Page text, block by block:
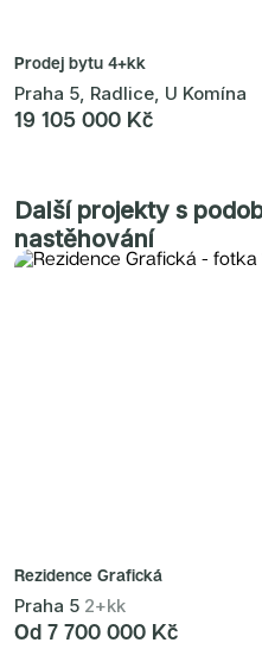
Prodej bytu 4+kk
Praha 5, Radlice, U Komína
19 105 000 Kč
Další projekty s
nastěhování
Rezidence Grafická
Praha 5 2+kk
Od 7 700 000 Kč